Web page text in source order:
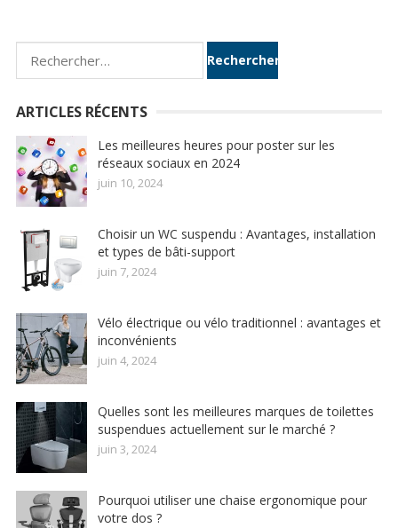
Rechercher :
ARTICLES RÉCENTS
Les meilleures heures pour poster sur les
réseaux sociaux en 2024
juin 10, 2024
Choisir un WC suspendu : Avantages, installation
et types de bâti-support
juin 7, 2024
Vélo électrique ou vélo traditionnel : avantages et
inconvénients
juin 4, 2024
Quelles sont les meilleures marques de toilettes
suspendues actuellement sur le marché ?
juin 3, 2024
Pourquoi utiliser une chaise ergonomique pour
votre dos ?